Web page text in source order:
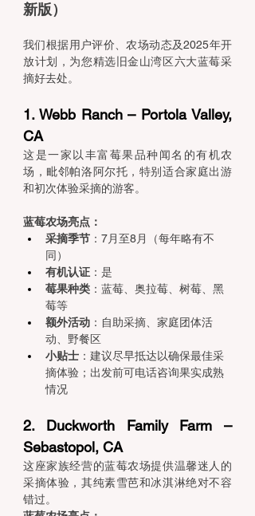
新版）
我们根据用户评价、农场动态及2025年开
放计划，为您精选旧金山湾区六大蓝莓采
摘好去处。
1. Webb Ranch – Portola Valley,
CA
这是一家以丰富莓果品种闻名的有机农
场，毗邻帕洛阿尔托，特别适合家庭出游
和初次体验采摘的游客。
蓝莓农场亮点：
采摘季节 ：7月至8月（每年略有不
同）
有机认证 ：是
莓果种类 ：蓝莓、奥拉莓、树莓、黑
莓等
额外活动 ：自助采摘、家庭团体活
动、野餐区
小贴士 ：建议尽早抵达以确保最佳采
摘体验；出发前可电话咨询果实成熟
情况
2. Duckworth Family Farm –
Sebastopol, CA
这座家族经营的蓝莓农场提供温馨迷人的
采摘体验，其纯素雪芭和冰淇淋绝对不容
错过。